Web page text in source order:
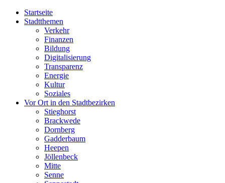
Startseite
Stadtthemen
Verkehr
Finanzen
Bildung
Digitalisierung
Transparenz
Energie
Kultur
Soziales
Vor Ort in den Stadtbezirken
Stieghorst
Brackwede
Dornberg
Gadderbaum
Heepen
Jöllenbeck
Mitte
Senne